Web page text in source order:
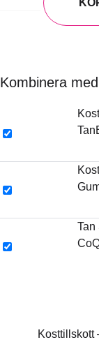
Kombinera
Tan
Kosttillskott